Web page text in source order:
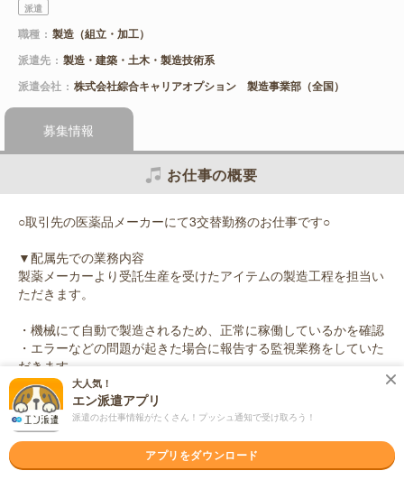
派遣
職種
製造（組立・加工）
派遣先
製造・建築・土木・製造技術系
派遣会社
株式会社綜合キャリアオプション 製造事業部（全国）
募集情報
お仕事の概要
○取引先の医薬品メーカーにて3交替勤務のお仕事です○
▼配属先での業務内容
製薬メーカーより受託生産を受けたアイテムの製造工程を担当い
ただきます。
・機械にて自動で製造されるため、正常に稼働しているかを確認
・エラーなどの問題が起きた場合に報告する監視業務をしていた
だきます。
・また、原料投入や製造機械の洗浄業務も担当いただきます。
※クリーンルーム内でのお仕事になります
職種未経験OK / ブランクOK / 英語力不要
大人気！
エン派遣アプリ
派遣のお仕事情報がたくさん！プッシュ通知で受け取ろう！
アプリをダウンロード